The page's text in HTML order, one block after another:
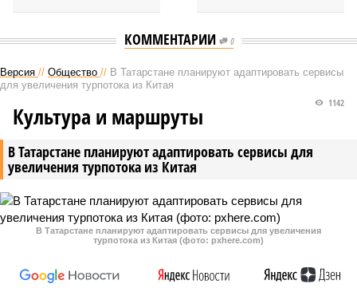
КОММЕНТАРИИ 0
Версия // Общество // В Татарстане планируют адаптировать сервисы
для увеличения турпотока из Китая
В Татарстане планируют адаптировать сервисы для
увеличения турпотока из Китая
1142
Культура и маршруты
В Татарстане планируют адаптировать сервисы для увеличения
турпотока из Китая (фото: pxhere.com)